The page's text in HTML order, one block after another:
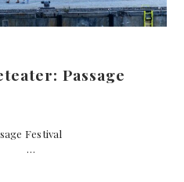
Passage
Festival
…